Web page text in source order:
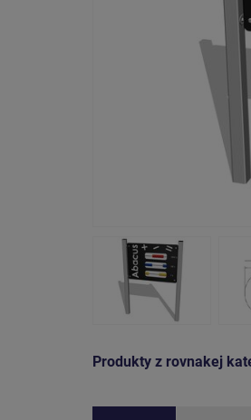
Produkty z rovnakej